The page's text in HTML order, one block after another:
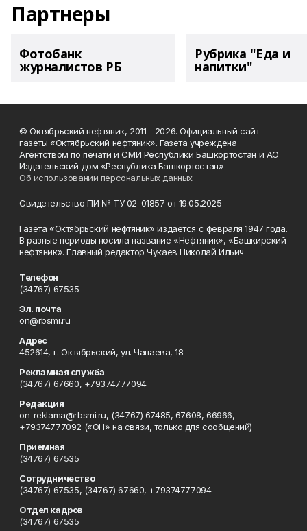
Партнеры
Фотобанк
журналистов РБ
Рубрика "Еда и
напитки"
© Октябрьский нефтяник, 2011—2026. Официальный сайт
газеты «Октябрьский нефтяник». Газета учреждена
Агентством по печати и СМИ Республики Башкортостан и АО
Издательский дом «Республика Башкортостан»
Об использовании персональных данных
Свидетельство ПИ № ТУ 02-01857 от 19.05.2025
Газета «Октябрьский нефтяник» издается с февраля 1947 года.
В разные периоды носила название «Нефтяник», «Башкирский
нефтяник». Главный редактор Чукаев Николай Ильич
Телефон
(34767) 67535
Эл. почта
on@rbsmi.ru
Адрес
452614, г. Октябрьский, ул. Чапаева, 18
Рекламная служба
(34767) 67660, +79374777094
Редакция
on-reklama@rbsmi.ru, (34767) 67485, 67608, 66966,
+79374777092 («ОН» на связи, только для сообщений)
Приемная
(34767) 67535
Сотрудничество
(34767) 67535, (34767) 67660, +79374777094
Отдел кадров
(34767) 67535